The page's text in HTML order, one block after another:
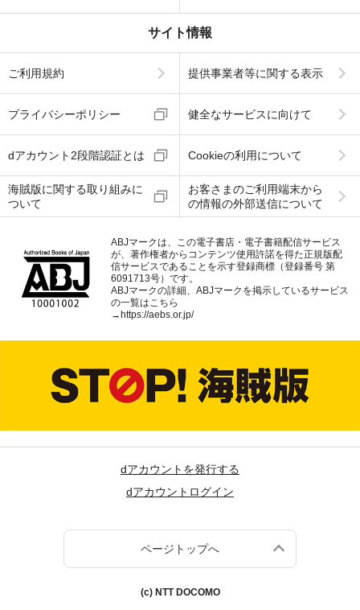
サイト情報
ご利用規約 提供事業者等に関する表示
プライバシーポリシー 健全なサービスに向けて
dアカウント2段階認証とは Cookieの利用について
海賊版に関する取り組みに
ついて
お客さまのご利用端末から
の情報の外部送信について
ABJマークは、この電子書店・電子書籍配信サービス
が、著作権者からコンテンツ使用許諾を得た正規版配
信サービスであることを示す登録商標（登録番号 第
6091713号）です。
ABJマークの詳細、ABJマークを掲示しているサービス
の一覧はこちら
→https://aebs.or.jp/
dアカウントを発行する
dアカウントログイン
ページトップへ
(c) NTT DOCOMO